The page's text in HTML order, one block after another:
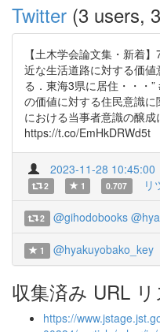
Twitter (3 users,
【土木学会論文集・新着
近な生活道路に対する価
る．東海3県に居住・・・
の価値に対する住民意識
における当事者意識の醸成
https://t.co/EmHkDRWd5t
2023-11-28 10:45:00
2 1 0.707 リ
2 @gihodobooks
1 @hyakuyobako_key
収集済み URL リ
https://